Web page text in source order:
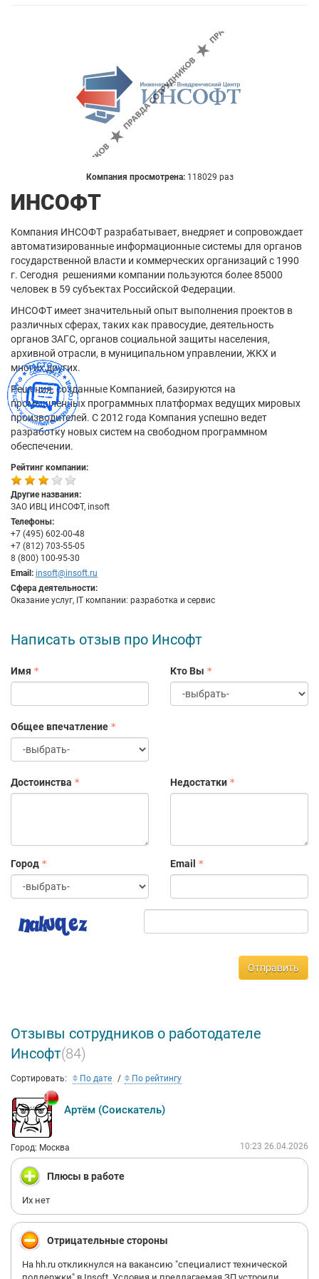
Компания просмотрена: 118029 раз
ИНСОФТ
Компания ИНСОФТ разрабатывает, внедряет и сопровождает
автоматизированные информационные системы для органов
государственной власти и коммерческих организаций с 1990
г. Сегодня решениями компании пользуются более 85000
человек в 59 субъектах Российской Федерации.
ИНСОФТ имеет значительный опыт выполнения проектов в
различных сферах, таких как правосудие, деятельность
органов ЗАГС, органов социальной защиты населения,
архивной отрасли, в муниципальном управлении, ЖКХ и
многих других.
Решения, созданные Компанией, базируются на
промышленных программных платформах ведущих мировых
производителей. С 2012 года Компания успешно ведет
разработку новых систем на свободном программном
обеспечении.
Рейтинг компании:
Другие названия:
ЗАО ИВЦ ИНСОФТ, insoft
Телефоны:
+7 (495) 602-00-48
+7 (812) 703-55-05
8 (800) 100-95-30
Email: insoft@insoft.ru
Сфера деятельности:
Оказание услуг, IT компании: разработка и сервис
Написать отзыв про Инсофт
Имя Кто Вы
Общее впечатление
Достоинства Недостатки
Город Email
Отправить
Отзывы сотрудников о работодателе
Инсофт(84)
Сортировать: По дате По рейтингу
Артём (Соискатель)
Город: Москва 10:23 26.04.2026
Плюсы в работе
Их нет
Отрицательные стороны
На hh.ru откликнулся на вакансию "специалист технической